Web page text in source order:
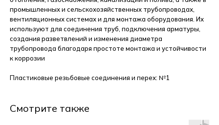
промышленных и сельскохозяйственных трубопроводах,
вентиляционных системах и для монтажа оборудования. Их
используют для соединения труб, подключения арматуры,
создания разветвлений и изменения диаметра
трубопровода благодаря простоте монтажа и устойчивости
к коррозии
Пластиковые резьбовые соединения и перех: №1
Смотрите также